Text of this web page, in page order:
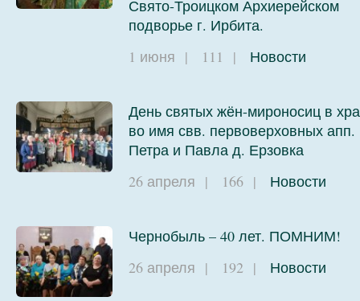
Свято-Троицком Архиерейском
подворье г. Ирбита.
1 июня | 111 | Новости
День святых жён-мироносиц в
во имя свв. первоверховных апп.
Петра и Павла д. Ерзовка
26 апреля | 166 | Новости
Чернобыль – 40 лет. ПОМНИМ!
26 апреля | 192 | Новости